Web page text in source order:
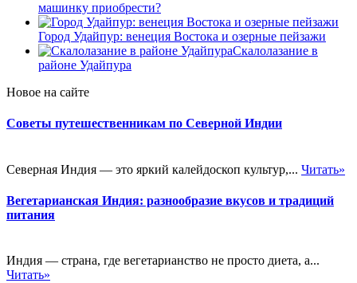
машинку приобрести?
Город Удайпур: венеция Востока и озерные пейзажи
Скалолазание в
районе Удайпура
Новое на сайте
Советы путешественникам по Северной Индии
Северная Индия — это яркий калейдоскоп культур,... Читать»
Вегетарианская Индия: разнообразие вкусов и традиций
питания
Индия — страна, где вегетарианство не просто диета, а...
Читать»